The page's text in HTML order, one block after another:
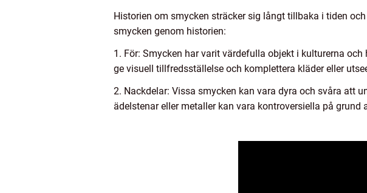
Historien om smycken sträcker sig långt tillbaka i tiden
smycken genom historien:
1. För: Smycken har varit värdefulla objekt i kulturerna
ge visuell tillfredsställelse och komplettera kläder eller
2. Nackdelar: Vissa smycken kan vara dyra och svåra att
ädelstenar eller metaller kan vara kontroversiella på